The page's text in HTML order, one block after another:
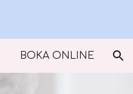
BOKA ONLINE